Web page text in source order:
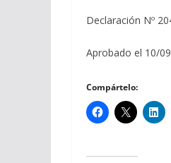
Declaración Nº
Aprobado el 10/
Compártelo: